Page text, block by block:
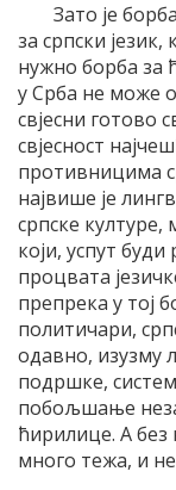
Зато је
за српски језик,
нужно борба за
у Срба не може
свјесни готово
свјесност
противницима
највише је
српске
који, успут
процвата
препрека у тој
политичари,
одавно, изузму
подршке,
побољшање
ћирилице. А без
много тежа, и